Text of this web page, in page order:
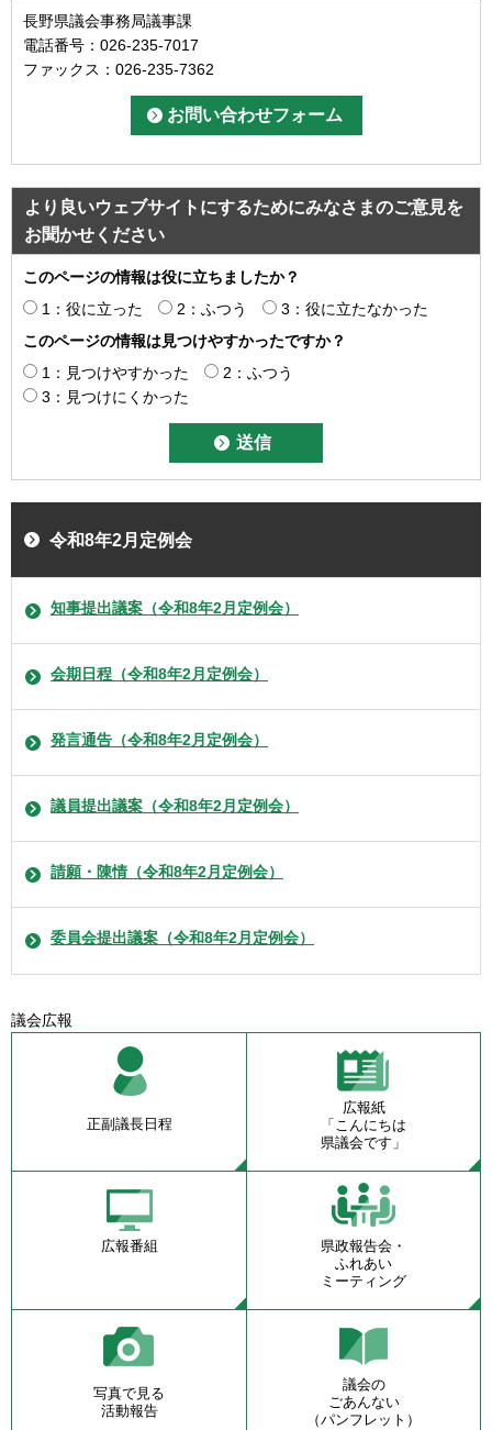
長野県議会事務局議事課
電話番号：026-235-7017
ファックス：026-235-7362
より良いウェブサイトにするためにみなさまのご意見を
お聞かせください
このページの情報は役に立ちましたか？
1：役に立った
2：ふつう
3：役に立たなかった
このページの情報は見つけやすかったですか？
1：見つけやすかった
2：ふつう
3：見つけにくかった
令和8年2月定例会
知事提出議案（令和8年2月定例会）
会期日程（令和8年2月定例会）
発言通告（令和8年2月定例会）
議員提出議案（令和8年2月定例会）
請願・陳情（令和8年2月定例会）
委員会提出議案（令和8年2月定例会）
議会広報
正副議長日程
広報紙
「こんにちは
県議会です」
広報番組
県政報告会・
ふれあい
ミーティング
写真で見る
活動報告
議会の
ごあんない
（パンフレット）